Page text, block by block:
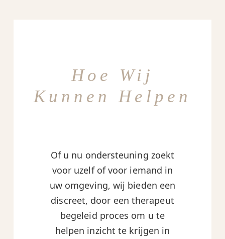
Hoe Wij
Kunnen Helpen
Of u nu ondersteuning zoekt
voor uzelf of voor iemand in
uw omgeving, wij bieden een
discreet, door een therapeut
begeleid proces om u te
helpen inzicht te krijgen in